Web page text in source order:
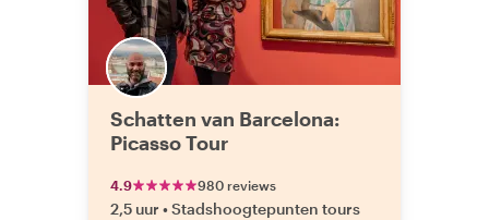
Schatten van Barcelona:
Picasso Tour
4.9 980 reviews
2,5 uur •Stadshoogtepunten tours